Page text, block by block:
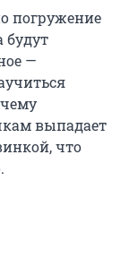
погружение
будут
—
выпадает
что